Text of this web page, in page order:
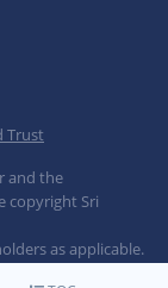
Trust
and the
copyright Sri
as applicable.